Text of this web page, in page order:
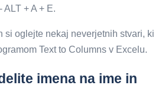
+ A + E.
si oglejte nekaj neverjetnih stvari, ki
Text to Columns v Excelu.
imena na ime in